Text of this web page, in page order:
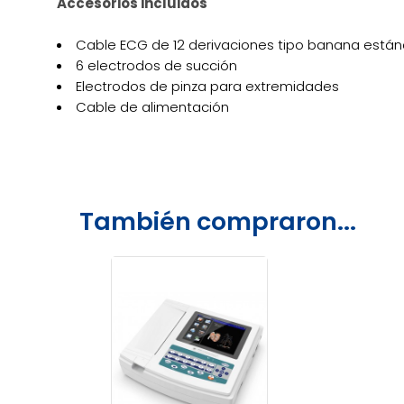
Cable ECG de 12 derivaciones tipo banana
6 electrodos de succión
Electrodos de pinza para extremidades
Cable de alimentación
También compraron...